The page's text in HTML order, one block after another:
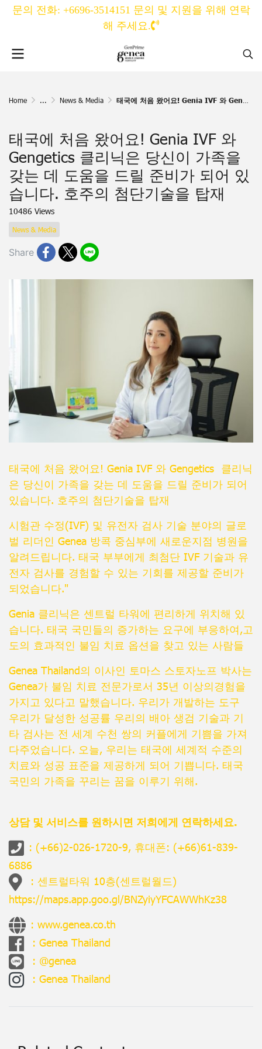
문의 전화: +6696-3514151 문의 및 지원을 위해 연락
해 주세요.
Home ... News & Media 태국에 처음 왔어요! Genia IVF 와 Gengetics 클리닉은 당신이 가족을 갖는 데 도움을 드릴 준비가 되어 있습니다. 호주의 첨단기술을 탑재
태국에 처음 왔어요! Genia IVF 와
Gengetics 클리닉은 당신이 가족을
갖는 데 도움을 드릴 준비가 되어 있
습니다. 호주의 첨단기술을 탑재
10486 Views
News & Media
Share
태국에 처음 왔어요! Genia IVF 와 Gengetics 클리닉
은 당신이 가족을 갖는 데 도움을 드릴 준비가 되어
있습니다. 호주의 첨단기술을 탑재
시험관 수정(IVF) 및 유전자 검사 기술 분야의 글로
벌 리더인 Genea 방콕 중심부에 새로운지점 병원을
알려드립니다. 태국 부부에게 최첨단 IVF 기술과 유
전자 검사를 경험할 수 있는 기회를 제공할 준비가
되었습니다."
Genia 클리닉은 센트럴 타워에 편리하게 위치해 있
습니다. 태국 국민들의 증가하는 요구에 부응하여,고
도의 효과적인 불임 치료 옵션을 찾고 있는 사람들
Genea Thailand의 이사인 토마스 스토자노프 박사는
Genea가 불임 치료 전문가로서 35년 이상의경험을
가지고 있다고 말했습니다. 우리가 개발하는 도구
우리가 달성한 성공률 우리의 배아 생검 기술과 기
타 검사는 전 세계 수천 쌍의 커플에게 기쁨을 가져
다주었습니다. 오늘, 우리는 태국에 세계적 수준의
치료와 성공 표준을 제공하게 되어 기쁩니다. 태국
국민의 가족을 꾸리는 꿈을 이루기 위해.
상담 및 서비스를 원하시면 저희에게 연락하세요.
: (+66)2-026-1720-9, 휴대폰: (+66)61-839-
6886
: 센트럴타워 10층(센트럴월드)
https://maps.app.goo.gl/BNZyiyYFCAWWhKz38
: www.genea.co.th
: Genea Thailand
: @genea
: Genea Thailand